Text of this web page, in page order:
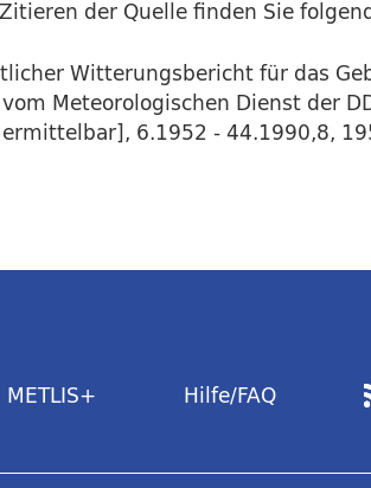
der Quelle finden Sie
Witterungsbericht für das
Meteorologischen Dienst der
6.1952 - 44.1990,8,
METLIS+ Hilfe/FAQ